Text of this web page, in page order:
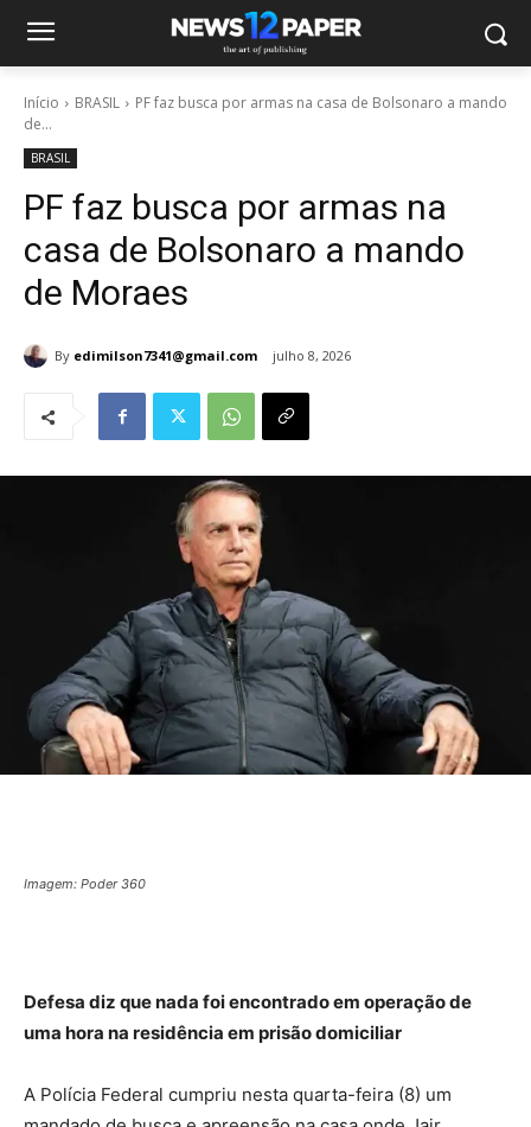
Início BRASIL
PF faz busca por armas na casa de Bolsonaro a mando
de...
BRASIL
PF faz busca por armas na
casa de Bolsonaro a mando
de Moraes
By edimilson7341@gmail.com julho 8, 2026
Imagem: Poder 360
Defesa diz que nada foi encontrado em operação de
uma hora na residência em prisão domiciliar
A Polícia Federal cumpriu nesta quarta-feira (8) um